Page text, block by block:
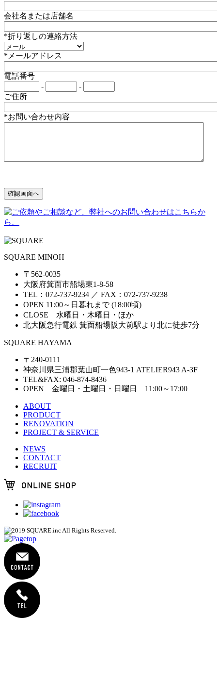
会社名または店舗名
*折り返しの連絡方法
*メールアドレス
電話番号
-
-
ご住所
*お問い合わせ内容
SQUARE MINOH
〒562-0035
大阪府箕面市船場東1-8-58
TEL：072-737-9234 ／ FAX：072-737-9238
OPEN 11:00～日暮れまで (18:00頃)
CLOSE 水曜日・木曜日・ほか
北大阪急行電鉄 箕面船場阪大前駅より北に徒歩7分
SQUARE HAYAMA
〒240-0111
神奈川県三浦郡葉山町一色943-1 ATELIER943 A-3F
TEL&FAX: 046-874-8436
OPEN 金曜日・土曜日・日曜日 11:00～17:00
ABOUT
PRODUCT
RENOVATION
PROJECT & SERVICE
NEWS
CONTACT
RECRUIT